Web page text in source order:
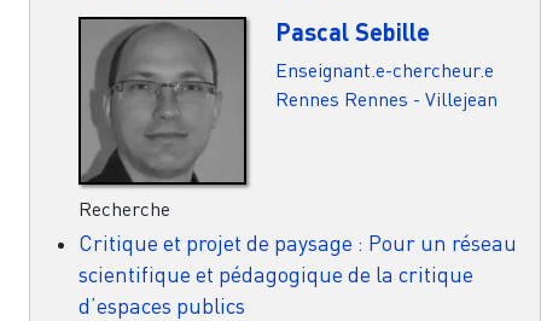
Pascal Sebille
Enseignant.e-chercheur.e
Rennes Rennes - Villejean
Recherche
Critique et projet de paysage : Pour un réseau
scientifique et pédagogique de la critique
d’espaces publics